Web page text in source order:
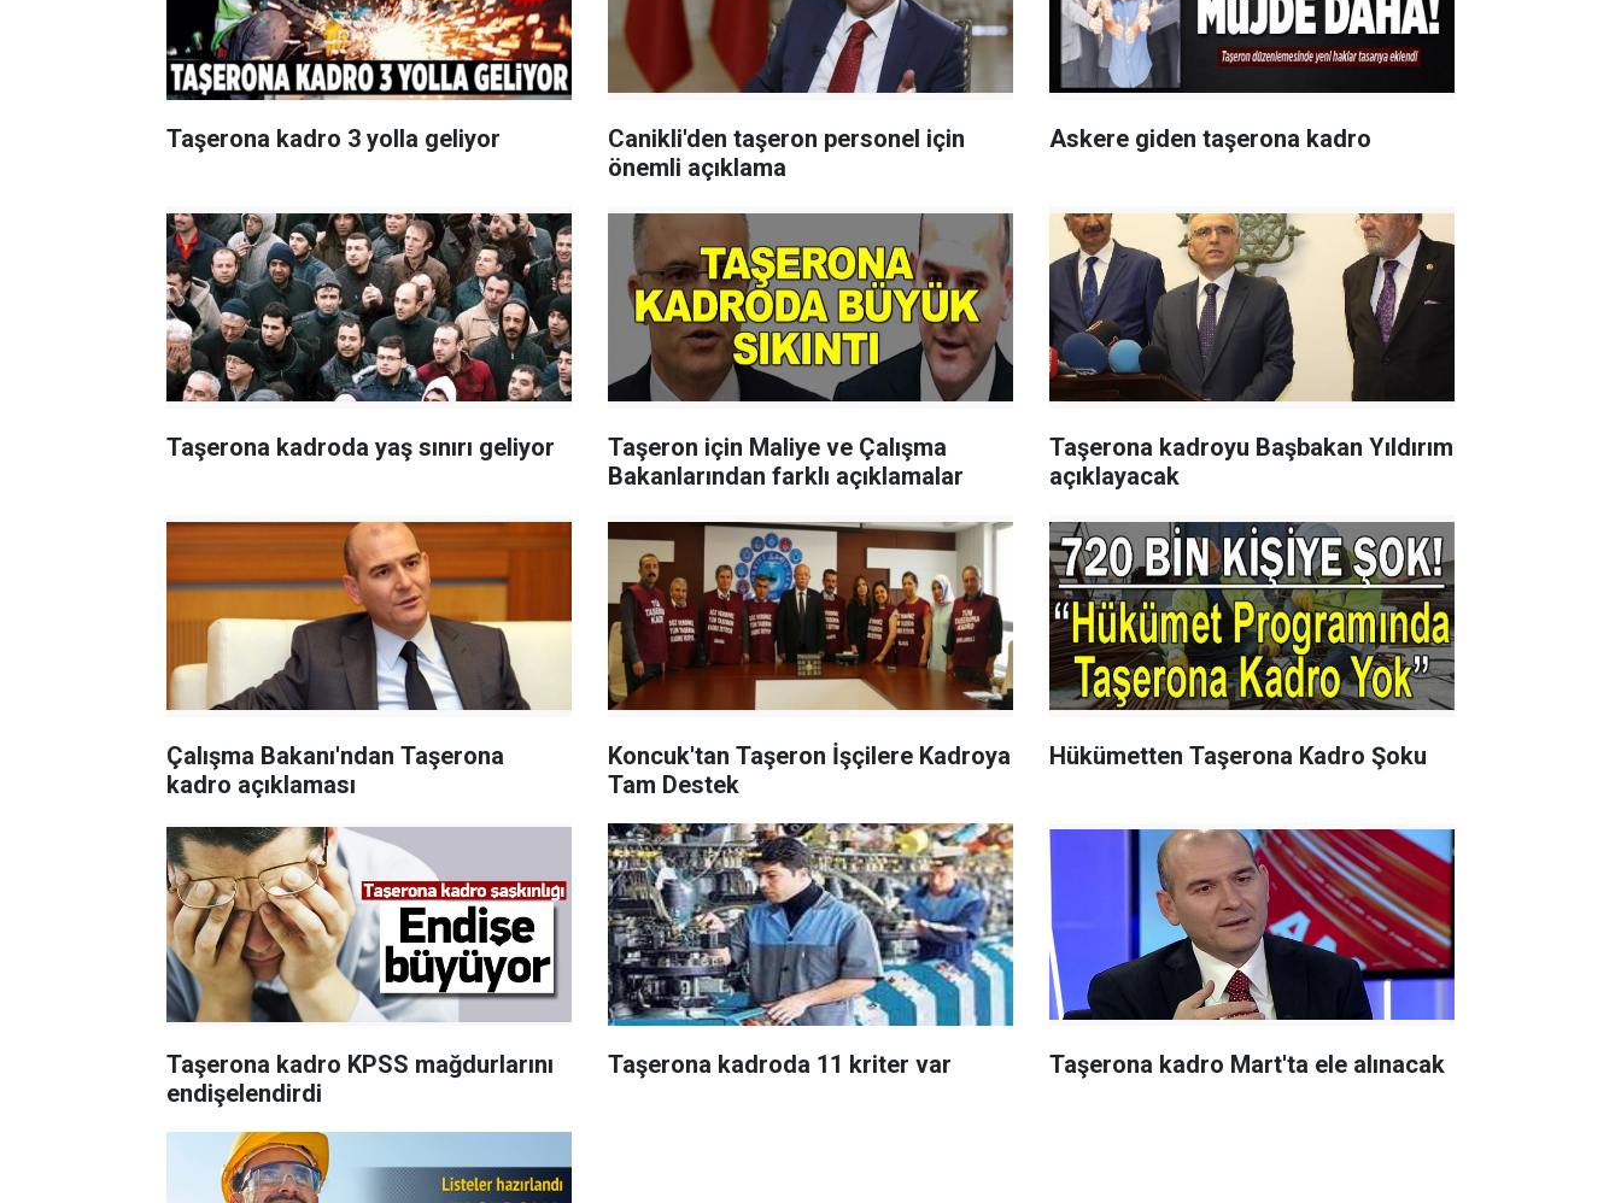
Taşerona kadro 3 yolla geliyor
Canikli'den taşeron personel için
önemli açıklama
Askere giden taşerona kadro
Taşerona kadroda yaş sınırı geliyor
Taşeron için Maliye ve Çalışma
Bakanlarından farklı açıklamalar
Taşerona kadroyu Başbakan Yıldırım
açıklayacak
Çalışma Bakanı'ndan Taşerona
kadro açıklaması
Koncuk'tan Taşeron İşçilere Kadroya
Tam Destek
Hükümetten Taşerona Kadro Şoku
Taşerona kadro KPSS mağdurlarını
endişelendirdi
Taşerona kadroda 11 kriter var Taşerona kadro Mart'ta ele alınacak